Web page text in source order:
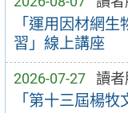
「運用因材網
習」線上講座
2026-07-27 讀者
「第十三屆楊